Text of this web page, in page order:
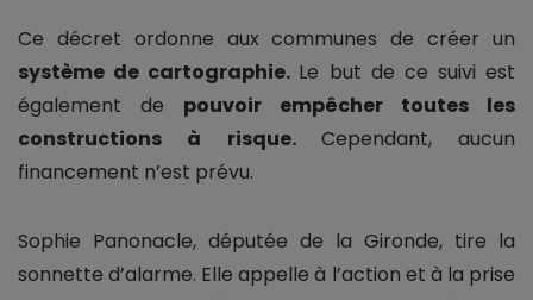
Ce décret ordonne aux communes de créer un
système de cartographie. Le but de ce suivi est
également de pouvoir empêcher toutes les
constructions à risque. Cependant, aucun
financement n’est prévu.
Sophie Panonacle, députée de la Gironde, tire la
sonnette d’alarme. Elle appelle à l’action et à la prise